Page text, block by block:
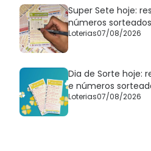
Super Sete hoje:
números sorteados
Loterias07/08/2026
Dia de Sorte hoje:
e números
Loterias07/08/2026